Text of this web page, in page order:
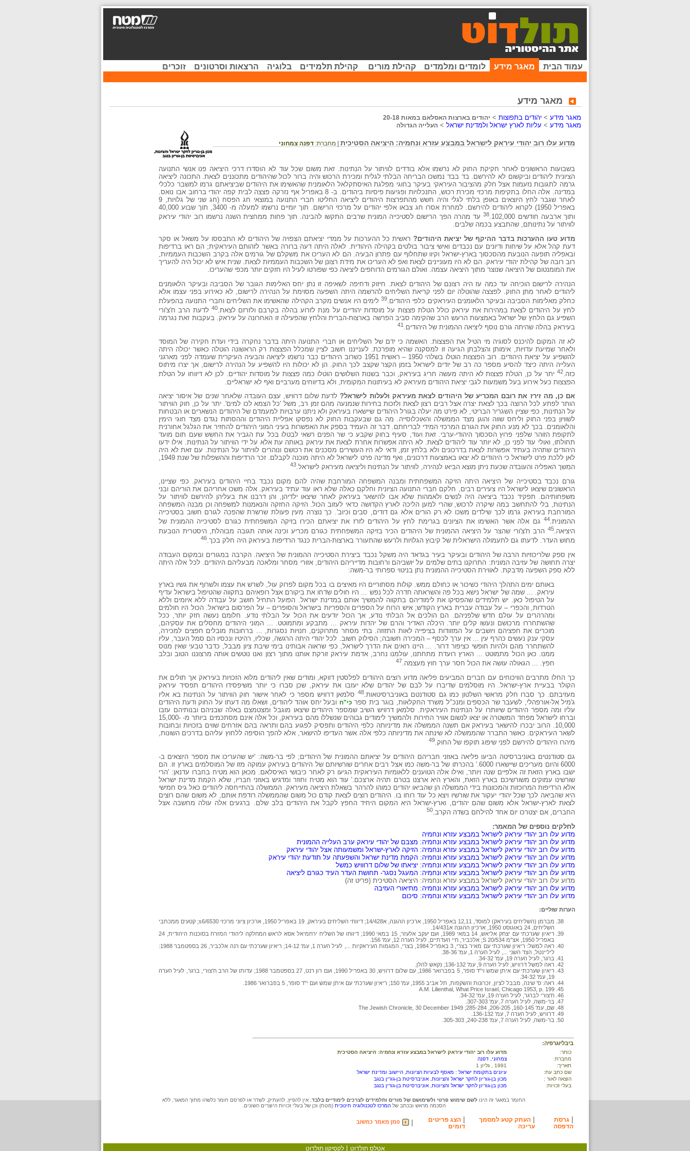
עמוד הבית מאגר מידע לומדים ומלמדים קהילת מורים קהילת תלמידים בלוגיה הרצאות וסרטונים זוכרים
מאגר מידע
מאגר מידע > יהודים בתפוצות > יהודים בארצות האסלאם במאות 20-18
מאגר מידע > עליות לארץ ישראל ולמדינת ישראל > העלייה הגדולה
מדוע עלו רוב יהודי עיראק לישראל במבצע עזרא ונחמיה: היציאה הסטיכית | מחברת: דפנה צמחוני
בשבועות הראשונים לאחר חקיקת החוק לא נרשמו אלא בודדים לוויתור על הנתינות. זאת משום שכל עוד לא הוסדרו דרכי היציאה פנו אנשי התנועה
הציונית ליהודים וביקשום לא להירשם. בד בבד נמשכו הבריחה הבלתי לגלית ומכירת הרכוש והיה ברור לכול שהיהודים מתכוננים לצאת. התכונה ליציאה
גרמה לתגובות נזעמות אצל חלק מהציבור העיראקי בעיקר בחוגי מפלגת האיסתקלאל הלאומנית שהאשימו את היהודים שביציאתם גרמו למשבר כלכלי
במדינה. אלה החלו בתקיפות מרכזי מכירת רכוש, התנכלויות ופגיעות פיסיות ביהודים. ב- 8 באפריל אף נזרקה פצצה לבית קפה יהודי ברחוב אבו נואס.
לאחר שגבר לחץ היוצאים באופן בלתי לגלי והיה חשש מהתפרצות היהודים ליציאה החליטו חברי התנועה במוצאי חג הפסח (חג שני של גלויות, 9
באפריל 1950) לקרוא ליהודים להירשם. למחרת אסרו חג צבאו אלפי יהודים על מרכזי הרישום. תוך יומיים נרשמו למעלה מ- 3400, תוך שבוע 40,000
ותוך ארבעה חודשים 102,000.
38עד מהרה הפך הרישום לסטיכייה המונית שרבים התקשו להבינה. תוך פחות ממחצית השנה נרשמו רוב יהודי עיראק
לוויתור על נתינותם, שהתבצע בכמה שלבים.
מדוע טעו ההערכות בדבר ההיקף של יציאת היהודים? ראשית כל ההערכות על ממדי יציאתם הצפויה של היהודים לא התבססו על משאל או סקר
דעת קהל אלא על שיחות ודיונים עם נכבדים ואישי ציבור בולטים בקהילה היהודית. לאלה היתה דעה ברורה באשר לזהותם העיראקית; הם ראו ברדיפות
ובאפליה תופעה הנובעת מהסכסוך בארץ-ישראל וקיוו שתחלוף עם פתרון הבעיה. הם לא העריכו את משקלם של גורמים אלה בקרב השכבות העממיות,
רוב רובה של קהילת יהודי עיראק. הם לא היו מעוניינים לצאת ואפ לא העריכו את מידת רצונן של השכבות העממיות לצאת. שנית איש לא יכול היה להעריך
את המומנטום של היציאה שנוצר מתוך היציאה עצמה. ואולם הגורמים הדוחפים ליציאה כפי שפורטו לעיל היו חזקים יותר מכפי שהעריכו.
הנהירה לרישום הוכיחה עד כמה עז היה רצונם של היהודים לצאת. חיזוק ודחיפה לשאיפה זו נתן יחס האלימות הגובר של הסביבה ובעיקר הלאומנים
ליהודים לאחר מתן החוק. לפצצה שהוטלה יום לפני קריאת השליחים להרשמה היתה השפעה מסוימת על הנהירה לרישום, לא כאירוע בפני עצמו אלא
כחלק מאלימות הסביבה ובעיקר הלאומנים העיראקים כלפי היהודים. 39לימים היו אנשים מקרב הקהילה שהאשימו את השליחים וחברי התנועה בהפעלת
לחץ על היהודים לצאת במהירות את עיראק כולל הטלת פצצות על מוסדות יהודיים על מנת לזרוע בהלה בקרבם ולזרזם לצאת.40 לדעת הרב ח'צ'ורי
השפיע גם הלחץ של ישראל באמצעות הרעש הרב שהקימה סביב הפרשה בארצות-הברית והלחץ שהפעילה זו האחרונה על עיראק. בעקבות זאת נגרמה
בעיראק בהלה שהיתה גורם נוסף ליציאה ההמונית של היהודים. 41
לא זה המקום להיכנס לסוגיה מי הטיל את הפצצות. האשמה כי ידם של השליחים או חברי התנועה היתה בדבר נחקרה בידי ועדת חקירה של המוסד
ולאחר שמיעת עדויות, אימותן והצלבתן הגיעה זו למסקנה שהיא מופרכת. לענייננו חשוב לציין שמכלל הפצצות רק הראשונה הוטלה כאשר יכולה היתה
להשפיע על יציאת היהודים. רוב הפצצות הוטלו בשלהי 1950 – ראשית 1951 כשרוב היהודים כבר נרשמו ליציאה והבעיה העיקרית שעמדה לפני מארגני
העלייה היתה כיצד להסיע מספר כה רב של יודים לישראל בזמן הקצר שקצב לכך החוק. הן לא יכולות היו להשפיע על הנהירה לרישום, אך יצרו מיתוס
כזה.42 יתר על כן, הטלת פצצות לא היתה מעשה חריג בעיראק, וכבר בשנות השלושים הוטלו כמה פצצות על מוסדות יהודיים. לכן לא דיווחו על הטלת
הפצצות כעל אירוע בעל משמעות לגבי יציאת היהודים מעיראק לא בעיתונות המקומית, ולא בדיווחים מערביים ואף לא ישראליים.
אם כן, מה זירז את רובם המכריע של היהודים לצאת מעיראק ולעלות לישראל?לדעת שלום דרוויש, עצם העובדה שלאחר שנים של איסור יציאה
הותר לפתע לכל הרוצה בכך לצאת יצרה אצל רבים רצון לצאת ולזכות בחירות שנמנעה מהם זמן רב, משל 'כל הצמא לכו למים'. יתר על כן, חוק הוויתור
על הנתינות, כפי שציין השגריר הבריטי, לא פירט מה יעלה בגורל היהודים שיישארו בעיראק ולא ניתנו ערבויות למעמדם של היהודים הנשארים או הבטחות
לשוויון בפני החוק וליחס שווה והוגן מצד הממשלה והאוכלוסייה. מה גם שבעקבות החוק לא נפסקו אפליית היהודים וההסתות נגדם מצד חוגי הימין
והלאומנים. בכך לא מנע החוק את הגורם המרכזי המידי לבריחתם. דבר זה העמיד בספק את האפשרות בעיני המוני היהודים להחזיר את הגלגל אחורנית
לתקופת הזוהר שלפני פרוץ הסכסוך היהודי-ערבי. זאת ועוד, סעיף בחוק שקבע כי שר הפנים רשאי לבטלו בכל עת הגביר את החשש שעם תום מועד
תחולתו, ואולי עוד לפני כן, לא יותר עוד ליהודים לצאת. לא היתה אפשרות אחרת לצאת את עיראק באותה עת אלא על ידי הוויתור על הנתינות. אילו ידעו
היהודים שתהיה בעתיד אפשרות לצאת בדרכונים ולא בלחץ זמן, ודאי לא היו העשירים מסכנים את רכושם ונוהרים לוויתור על הנתינות. עם זאת לא היה
לאן ללכת פרט לישראל כי היהודים לא יצאו באמצעות דרכונים, ואף מדינה פרט לישראל לא היתה מוכנה לקבלם. זכר הרדיפות וההשפלות של שנת 1949,
המשך האפליה והעובדה שכעת ניתן מוצא הביאו לנהירה, לוויתור על הנתינות וליציאה מעיראק לישראל.43
גורם נכבד בסטיכייה של היציאה היתה הזיקה המשפחתית ומבנה המשפחה המורחבת שהיה להם מקום נכבד בחיי היהודים בעיראק. כפי שציינו,
הראשונים שיצאו לישראל היו צעירים רבים, חלקם חברי התנועה הציונית וחלקם כאלה שלא ראו עוד עתיד בעיראק. אלה משכו אחריהם את הוריהם ובני
משפחותיהם. תפקיד נכבד ביציאה היה לנשים ולאמהות שלא אבו להישאר בעיראק לאחר שיצאו ילדיהן, והן דרבנו את בעליהן להירשם לוויתור על
הנתינות, בלי להתחשב במה שיקרה לרכוש, שהרי למען הליכה לארץ הקדושה כדאי לעזוב הכול. הזיקה החזקה והנאמנות למשפחה וכן מבנה המשפחה
המורחבת בעיראק גרמו לכך שילדים משכו לא רק הורים אלא גם דודים, סבים וכיוב'. כך נוצרה מעין פעולת שרשרת שהפכה לגורם חשוב בסטיכייה
ההמונית.44 גם אלה אשר האשימו את הציונים בגרימת לחץ על היהודים לזרז את יציאתם הכירו בזיקה המשפחתית כגורם לסטיכייה ההמונית של
היציאה. 45 הרב ח'צ'ורי שהצר על היציאה ההמונית של היהודים הכיר בזיקה המשפחתית כגורם מכריע וכינה אותה תגובה מבוהלת, היסטרית הנובעת
מחוש העדר. לדעתו גם לתעמולה הישראלית של קיבוץ הגלויות ולרעש שהתעורר בארצות-הברית כנגד הרדיפות בעיראק היה חלק בכך.46
אין ספק שלריכוזיות הרבה של היהודים ובעיקר בעיר בגדאד היה משקל נכבד ביצירת הסטיכייה ההמונית של היציאה. הקרבה במגורים ובמקום העבודה
יצרה תחושה של עזיבה המונית: התרוקנו בתים שלמים על יושביהם ורחובות מדייריהם היהודים, אזורי מסחר ומלאכה מבעליהם היהודים. לכל אלה היתה
ללא ספק השפעה מדבקת. לאווירת הסטיכייה ההמונית נתן בניטוי ספרותי בר-משה:
באותם ימים התהלך היהודי כשיכור או כחולם ממש. קולות מסתוריים היו מאיצים בו בכל מקום לפרוק עול, לשרש את עצמו ולשרוף את גשיו בארץ
עיראק. ... שמה של ישראל נישא בכל פה והשראתה חדרה לכל נפש ... היו חולים שדחו את ביקורם אצל רופאיהם בתקווה שהטיפול בישראל עדיף
על הטיפול כאן. יש תלמידים שהפסיקו את לימודיהם בתקווה להמשיך אותם במדינת ישראל. הפועל התחיל חושב על עבודה ללא איומים וללא
הטרדות, והכפרי – על עבודה עברית בארץ הקודש; איש הרוח על הספרים והספריות בישראל והסופרים – על הפרסום בישראל. הכול היו חולמים
ומהרהרים על עולם חדש שלפניהם. הם הולכים אל הבלתי נודע, אך הכול יודעים את הכול על הבלתי נודע. חלומם נעשה חזק יותר, ככל
שהשתחררו מרכושם ונעשו קלים יותר. היכלה האדיר והרם של יהדות עיראק ... מתבקע ומתמוטט. ... המוני היהודים מחסלים את עסקיהם,
מוכרים את חפציהם ויושבים על המזוודות בציפייה לאות התזוזה. בתי מסחר מתרוקנים, חנויות נסגרות, ... ברחובות מובלים חפצים למכירה,
עסקי ענק נעשים כהרף עין ... אין ערך לכסף – המכירה חשובה; הסילוק חשוב. לכל יהודי היתה הרגשה, שכליו, רהיטיו ונכסיו הם סמל העבר, עליו
להשתחרר מהם ולהיות חופשי כציפור דרור. ... היינו רואים את הדרך לישראל, כפי שראוה אבותינו בימי שיבת ציון מבבל, כדבר טבעי שאין מנוס
ממנו. כאן הכול מתמוטט ... הארץ רועדת מתחתנו, עולמנו נחרב, אדמת עיראק זורקת אותנו מתוך רצון ואנו נוטשים אותה מרצוננו הטוב ובלב
חפץ. ... הגאולה עושה את הכול חסר ערך חוץ מעצמה.47
כך החלו מתרבים הוויכוחים עם חברים המביעים פליאה מדוע רוצים היהודים לפלסטין דווקא, ומודים שאין ליהודים מלוא הזכויות בעיראק אך תולים את
הקולר בבעיית ארץ-ישראל. היו מוסלמים שדיברו על לבם של יהודים שלא יעזבו את עיראק, שכן סברו כי יותר משיפסידו היהודים תפסיד עיראק
מעזיבתם. כך סברו חלק מראשי השלטון כמו גם סטודנטם באוניברסיטאות.48 סלמאן דרוויש מספר כי לאחר אישור חוק הוויתור על הנתינות בא אליו
ג'מיל אל-אורפהלי, לשעבר שר הכספים ומנכ"ל משרד החקלאות, בוגר בית ספר כי"ח ובעל יחס אוהד ליהודים, ושאלו מה דעתו על החוק ודעת היהודים
עליו ומה מספר היהודים שיוותרו על הנתינות העיראקית. סלמאן דרוויש השיב שמספר היהודים שיצאו מוגבל ומצטמצם באלה שבניהם ובנותיהם עזבו
וברחו לישראל מפחד המשטרה או יצאו לנשום אוויר החירות ולהמשיך לימודים גבוהים שנשללו מהם בעיראק, וכל אלה אינם מסתכמים ביותר מ- 15,000-
10,000. הרוב יבכרו להישאר בעיראק אם תשנה הממשלה את מדיניותה כלפי היהודים ותפסיק לפגוע בהם ותראה בהם אזרחים שווים בזכויות ובחובות
לשאר העיראקים. כאשר התברר שהממשלה לא שינתה את מדיניותה כלפי אלה אשר העדיפו להישאר, אלא להפך הוסיפה ללחוץ עליהם בדרכים השונות,
מיהרו היהודים להירשם לפני שיפוג תוקפו של החוק.49
גם סטודנטים באוניברסיטה הביעו פליאה באוזני חבריהם היהודים על יציאתם ההמונית של היהודים; לפי בר-משה: 'יש שהעריכו את מספר היוצאים ב-
6000 והיום מעריכים שיישארו 6000.' בהכרתו של בר-משה כמו אצל רבים אחרים שורשיותם של היהודים בעיראק עמוקה מזו של המוסלמים בארץ זו. הם
ישבו בארץ הזאת זה אלפיים שנה ויותר, ואילו אלה הטוענים ללאומיות העיראקית הגיעו רק לאחר כיבושי האיסלאם. מכאן הוא מטיח בחברו עדנאן: 'הרי
שורשינו עמוקים משורשיכם בארץ הזאת, והארץ היא ארצנו בטרם תהיה ארצכם.' עוד הוא מטיח וחוזר ומדגיש באוזני חבריו, שלא הקמת מדינת ישראל
אלא הרדיפות המרוכזות והמכוונות בידי הממשלה הן שהביאו יהודים כמוהו להרהר בשאלת היציאה מעיראק. הממשלה בהתייחסה ליהודים כאל גיס חמישי
היא שהביאה לכך שכל יהודי יעקור את שורשיו ויצא כל עוד רוחו בו. היהודים רוצים לצאת קודם כול משום שהממשלה רודפת אותם, לא משום שהם רוצים
לצאת לארץ-ישראל אלא משום שהם יהודים, וארץ-ישראל היא המקום היחיד החפץ לקבל את היהודים בלב שלם. ברגעים אלה עולה מחשבה אצל
החברים, אם יצטרכו יום אחד להילחם בשדה הקרב.50
לחלקים נוספים של המאמר:
מדוע עלו רוב יהודי עיראק לישראל במבצע עזרא ונחמיה
מדוע עלו רוב יהודי עיראק לישראל במבצע עזרא ונחמיה: מצבם של יהודי עיראק ערב העלייה ההמונית
מדוע עלו רוב יהודי עיראק לישראל במבצע עזרא ונחמיה: הזיקה לארץ-ישראל ומשמעותה אצל יהודי עיראק
מדוע עלו רוב יהודי עיראק לישראל במבצע עזרא ונחמיה: הקמת מדינת ישראל והשפעתה על תודעת יהודי עיראק
מדוע עלו רוב יהודי עיראק לישראל במבצע עזרא ונחמיה: יציאתו של שלום דרווויש כמשל
מדוע עלו רוב יהודי עיראק לישראל במבצע עזרא ונחמיה: המעגל נסגר- תחושת העדר העיד כגורם ליציאה
מדוע עלו רוב יהודי עיראק לישראל במבצע עזרא ונחמיה: היציאה הסטיכית (פריט זה)
מדוע עלו רוב יהודי עיראק לישראל במבצע עזרא ונחמיה: מתיאורי העזיבה
מדוע עלו רוב יהודי עיראק לישראל במבצע עזרא ונחמיה: סיכום
הערות שוליים:
מברמן (השליחים בעיראק) למוסד, 12,11 באפריל 1950, ארכיון ההגנה, א14/428; דיווחי השליחים בעיראק, 19 באפריל 1950, ארכיון ציוני מרכזי s6/6530; קטעים ממכתבי
השליחים, 24 באוגוסט 1950, ארכיון ההגנה א14/431.
ריאיון שערכתי עם יצחק אליאש, 14 במאי 1989, ועם יעקב אלעזר, 15 במאי 1990; דיווחו של השליח ירחמיאל אסא לראש המחלקה ליהודי המזרח בסוכנות היהודית, 24
באפריל 1950, אצ"מ S 20/534; אלכביר, חיי העדתיים, לעיל הערה 12, עמ' 156.
ראה למשל: ריאיון שערכתי עם מאיר בצרי, 3 באפריל 1984, בצרי, המגמות העיראקיות ..., לעיל הערה 1, עמ' 14-12; ריאיון שערכתי עם רנה אלכביר, 26 בספטמבר 1988:
ליליינטל, הצד השני ..., לעיל הערה 1, עמ' 38-36.
ברגר, לעיל הערה 19, עמ' 34-32.
ראה למשל דרוויש, לעיל הערה 9, עמ' 136-132; נקאש להלן.
ריאיון שערכתי עם איתן שמש וי"ד סופר, 5 בפברואר 1986, עם שלום דרוויש, 30 באפריל 1990, ועם רון רנט, 27 בספטמבר 1988; עדותו של הרב ח'צורי, ברגר, לעיל הערה
19, עמ' 34-32.
ראה: ס' שינה, מבבל לציון, זכרונות והשקפות, תל אביב 1955, עמ' 150; ריאיון שערכתי עם איתן שמש ועם י"ד סופר, 5 בפברואר 1986.
A.M. Lilienthal, What Price Israel, Chicago 1953, p. 199
ח'צורי לברגר, לעיל הערה 19, עמ' 34-32.
בר-משה, לעיל הערה 7, עמ' 307-303.
שם, עמ' 160-145, 206-205, 285-284; The Jewish Chronicle, 30 December 1949
דרוויש, לעיל הערה 7, עמ' 136-132.
בר-משה, לעיל הערה 7, עמ' 240-238, 305-303.
ביבליוגרפיה:
כותר:
מדוע עלו רוב יהודי עיראק לישראל במבצע עזרא ונחמיה: היציאה הסטיכית
מחברת:
צמחוני, דפנה
תאריך:
1991 , גליון 1
שם כתב עת:
עיונים בתקומת ישראל : מאסף לבעיות הציונות, היישוב ומדינת ישראל
הוצאה לאור :
מכון בן-גוריון לחקר ישראל והציונות, אוניברסיטת בן-גורין בנגב
בעלי זכויות:
מכון בן-גוריון לחקר ישראל והציונות, אוניברסיטת בן-גורין בנגב
החומר במאגר זה הינו לשם שימוש פרטי ולשימושם של מורים ותלמידים לצרכים לימודיים בלבד. אין להפיץ, להעתיק, לשדר או לפרסם חומר כלשהו מתוך המאגר, ללא
הסכמה מראש ובכתב שלהמרכז לטכנולוגיה חינוכית (מטח) וכן של בעלי זכויות היוצרים השונים.
| גרסת
הדפסה
| העתק קטע למסמך
עריכה
| הצג פריטים
דומים
|
אטלס תולדוט |לקסיקון תולדוט